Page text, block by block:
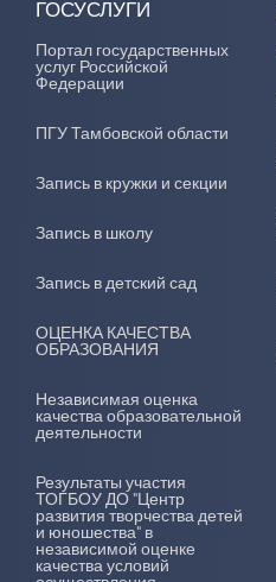
ГОСУСЛУГИ
Портал государственных
услуг Российской
Федерации
ПГУ Тамбовской области
Запись в кружки и секции
Запись в школу
Запись в детский сад
ОЦЕНКА КАЧЕСТВА
ОБРАЗОВАНИЯ
Независимая оценка
качества образовательной
деятельности
Результаты участия
ТОГБОУ ДО "Центр
развития творчества детей
и юношества" в
независимой оценке
качества условий